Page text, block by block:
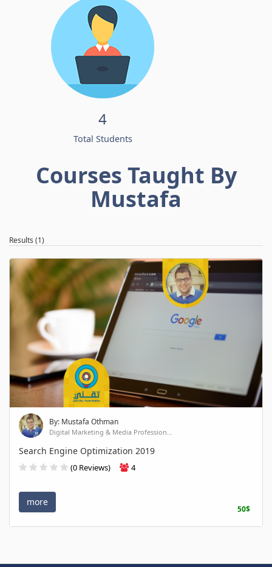
4
Total Students
Courses Taught By
Mustafa
Results (1)
By: Mustafa Othman
Digital Marketing & Media Profession...
Search Engine Optimization 2019
(0 Reviews) 4
more
50$